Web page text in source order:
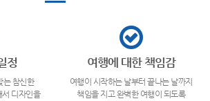
정
는 참신한
서 디자인을
여행에 대한 책임감
여행이 시작하는 날부터 끝나는 날까지
책임을 지고 완벽한 여행이 되도록